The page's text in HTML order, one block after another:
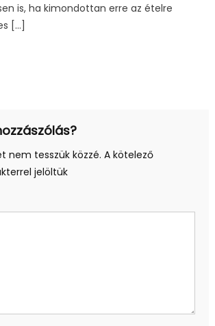
is, ha kimondottan erre az ételre
[…]
nem tesszük közzé. A kötelező
jelöltük